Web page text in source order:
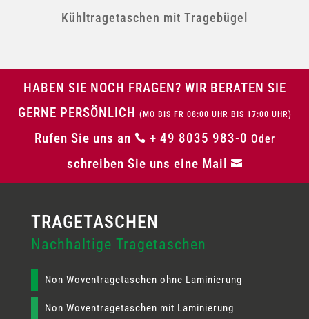
Kühltragetaschen mit Tragebügel
HABEN SIE NOCH FRAGEN? WIR BERATEN SIE
GERNE PERSÖNLICH (MO BIS FR 08:00 UHR BIS 17:00 UHR)
Rufen Sie uns an  + 49 8035 983-0 Oder
schreiben Sie uns eine Mail 
Nachhaltige Tragetaschen
Non Woventragetaschen ohne Laminierung
Non Woventragetaschen mit Laminierung